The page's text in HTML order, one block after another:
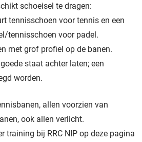
schoeisel te dragen:
tennisschoen voor tennis en een
tennisschoen voor padel.
met grof profiel op de banen.
staat achter laten; een
worden.
allen voorzien van
ook allen verlicht.
training bij RRC NIP op deze pagina